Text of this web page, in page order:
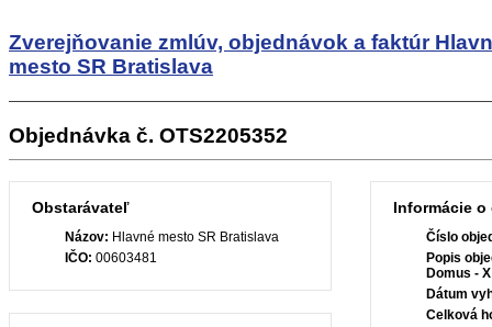
Zverejňovanie zmlúv, objednávok a faktúr
mesto SR Bratislava
Objednávka č. OTS2205352
Obstarávateľ
Názov: Hlavné mesto SR Bratislava
IČO: 00603481
Informácie
Číslo
Popis
Domus -
Dátum
Celková